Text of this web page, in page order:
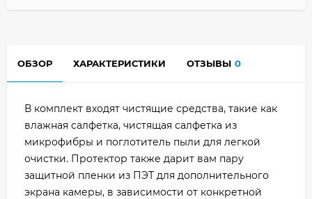
ОБЗОР ХАРАКТЕРИСТИКИ ОТЗЫВЫ 0
В комплект входят чистящие средства, такие как
влажная салфетка, чистящая салфетка из
микрофибры и поглотитель пыли для легкой
очистки. Протектор также дарит вам пару
защитной пленки из ПЭТ для дополнительного
экрана камеры, в зависимости от конкретной